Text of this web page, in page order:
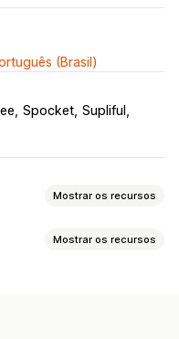
(Brasil)
Spocket Supliful
Mostrar os recursos
Mostrar os recursos